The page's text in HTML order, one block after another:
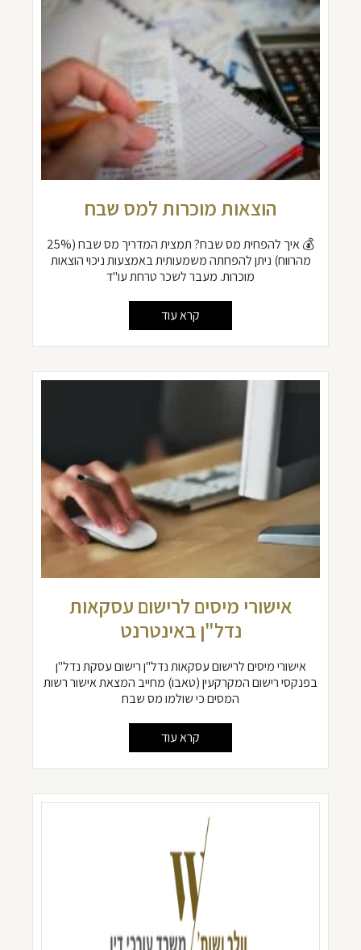
הוצאות מוכרות למס שבח
💰 איך להפחית מס שבח? תמצית המדריך מס שבח (25%
מהרווח) ניתן להפחתה משמעותית באמצעות ניכוי הוצאות
מוכרות. מעבר לשכר טרחת עו"ד
קרא עוד
אישורי מיסים לרישום עסקאות
נדל"ן באינטרנט
אישורי מיסים לרישום עסקאות נדל"ן רישום עסקת נדל"ן
בפנקסי רישום המקרקעין (טאבו) מחייב המצאת אישור רשות
המסים כי שולמו מס שבח
קרא עוד